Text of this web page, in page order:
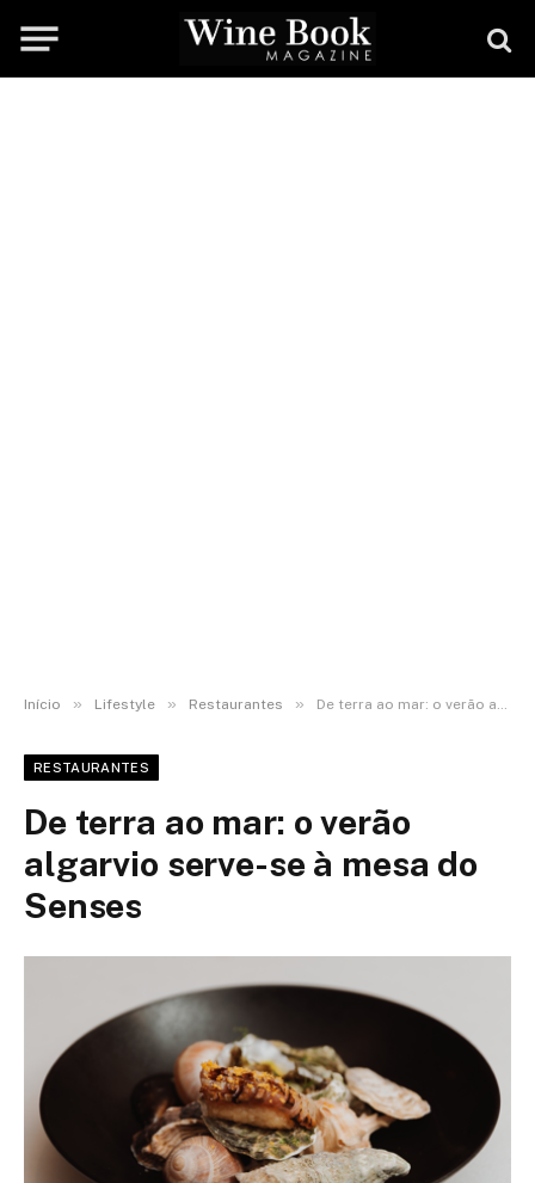
Início » Lifestyle » Restaurantes » De terra ao mar: o verão algarvio serve-se à mesa do Senses
RESTAURANTES
De terra ao mar: o verão
algarvio serve-se à mesa do
Senses